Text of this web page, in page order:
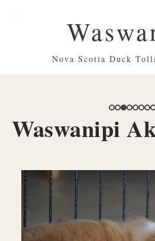
Nova Scotia Duck
Waswanipi